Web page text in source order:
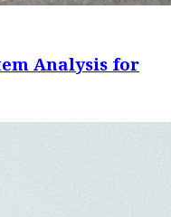
Analysis for